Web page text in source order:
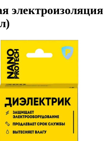
электроизоляция